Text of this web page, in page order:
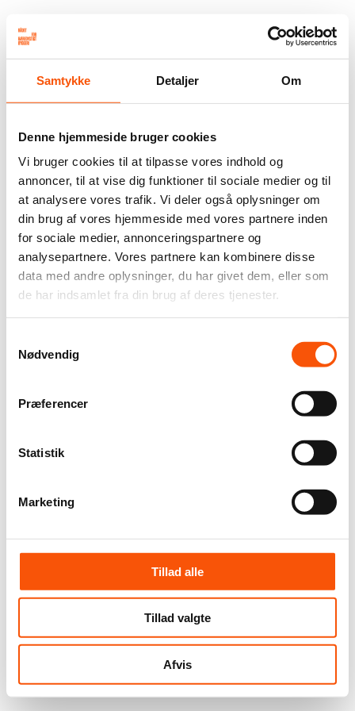
Samtykke Detaljer Om
Denne hjemmeside bruger cookies
Vi bruger cookies til at tilpasse vores indhold og
annoncer, til at vise dig funktioner til sociale medier og til
at analysere vores trafik. Vi deler også oplysninger om
din brug af vores hjemmeside med vores partnere inden
for sociale medier, annonceringspartnere og
analysepartnere. Vores partnere kan kombinere disse
data med andre oplysninger, du har givet dem, eller som
de har indsamlet fra din brug af deres tjenester.
Nødvendig
Præferencer
Statistik
Marketing
Tillad alle
Tillad valgte
Afvis